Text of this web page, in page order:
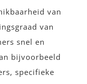
van
van
snel en
bijvoorbeeld
specifieke